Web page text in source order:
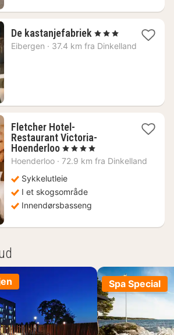
De kastanjefabriek 1
natt
, 3 Stjerner
Eibergen · 37.4 km fra Dinkelland
Fletcher Hotel-
Restaurant Victoria-
Hoenderloo1
natt
704
kr.
, 4 Stjerner
Hoenderloo · 72.9 km fra Dinkelland
Sykkelutleie
I et skogsområde
Innendørsbasseng
Spa Special